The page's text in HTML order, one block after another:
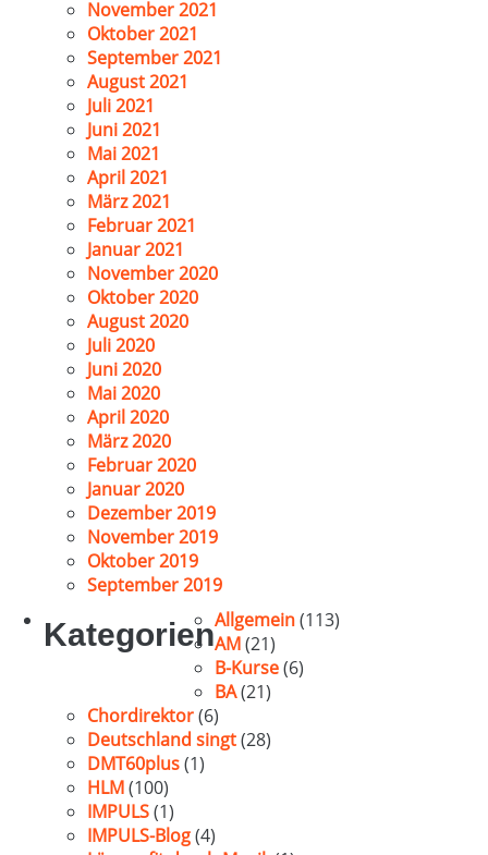
November 2021
Oktober 2021
September 2021
August 2021
Juli 2021
Juni 2021
Mai 2021
April 2021
März 2021
Februar 2021
Januar 2021
November 2020
Oktober 2020
August 2020
Juli 2020
Juni 2020
Mai 2020
April 2020
März 2020
Februar 2020
Januar 2020
Dezember 2019
November 2019
Oktober 2019
September 2019
KategorienAllgemein(113)
AM(21)
B-Kurse(6)
BA(21)
Chordirektor(6)
Deutschland singt(28)
DMT60plus(1)
HLM(100)
IMPULS(1)
IMPULS-Blog(4)